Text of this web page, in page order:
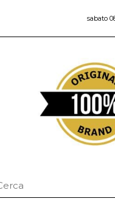
sabato